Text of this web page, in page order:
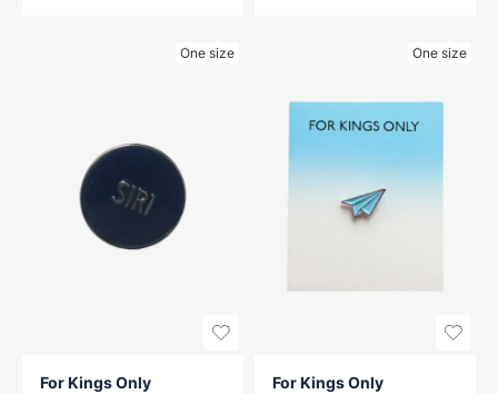
One size
For Kings Only
One size
For Kings Only